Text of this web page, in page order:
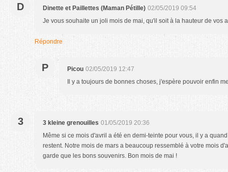
D Dinette et Paillettes (Maman Pétille) 02/05/2019 09:54
Je vous souhaite un joli mois de mai, qu'il soit à la hauteur de vos
Répondre
P Picou 02/05/2019 12:47
Il y a toujours de bonnes choses, j'espère pouvoir enfin
3 3 kleine grenouilles 01/05/2019 20:36
Même si ce mois d'avril a été en demi-teinte pour vous, il y a
restent. Notre mois de mars a beaucoup ressemblé à votre mois
garde que les bons souvenirs. Bon mois de mai !